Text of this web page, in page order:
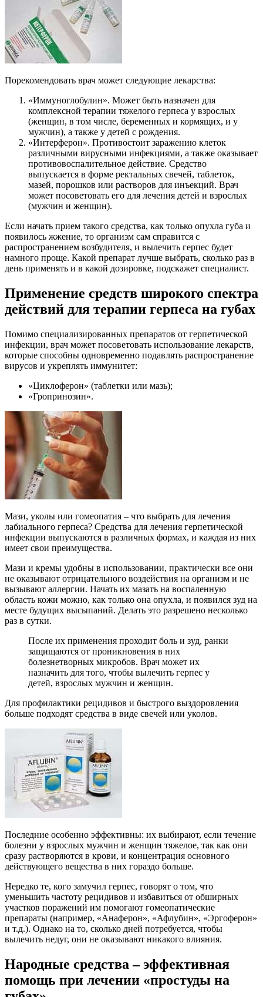
Порекомендовать врач может следующие лекарства:
«Иммуноглобулин». Может быть назначен для
комплексной терапии тяжелого герпеса у взрослых
(женщин, в том числе, беременных и кормящих, и у
мужчин), а также у детей с рождения.
«Интерферон». Противостоит заражению клеток
различными вирусными инфекциями, а также оказывает
противовоспалительное действие. Средство
выпускается в форме ректальных свечей, таблеток,
мазей, порошков или растворов для инъекций. Врач
может посоветовать его для лечения детей и взрослых
(мужчин и женщин).
Если начать прием такого средства, как только опухла губа и
появилось жжение, то организм сам справится с
распространением возбудителя, и вылечить герпес будет
намного проще. Какой препарат лучше выбрать, сколько раз в
день применять и в какой дозировке, подскажет специалист.
Применение средств широкого спектра
действий для терапии герпеса на губах
Помимо специализированных препаратов от герпетической
инфекции, врач может посоветовать использование лекарств,
которые способны одновременно подавлять распространение
вирусов и укреплять иммунитет:
«Циклоферон» (таблетки или мазь);
«Гропринозин».
Мази, уколы или гомеопатия – что выбрать для лечения
лабиального герпеса? Средства для лечения герпетической
инфекции выпускаются в различных формах, и каждая из них
имеет свои преимущества.
Мази и кремы удобны в использовании, практически все они
не оказывают отрицательного воздействия на организм и не
вызывают аллергии. Начать их мазать на воспаленную
область кожи можно, как только она опухла, и появился зуд на
месте будущих высыпаний. Делать это разрешено несколько
раз в сутки.
После их применения проходит боль и зуд, ранки
защищаются от проникновения в них
болезнетворных микробов. Врач может их
назначить для того, чтобы вылечить герпес у
детей, взрослых мужчин и женщин.
Для профилактики рецидивов и быстрого выздоровления
больше подходят средства в виде свечей или уколов.
Последние особенно эффективны: их выбирают, если течение
болезни у взрослых мужчин и женщин тяжелое, так как они
сразу растворяются в крови, и концентрация основного
действующего вещества в них гораздо больше.
Нередко те, кого замучил герпес, говорят о том, что
уменьшить частоту рецидивов и избавиться от обширных
участков поражений им помогают гомеопатические
препараты (например, «Анаферон», «Афлубин», «Эргоферон»
и т.д.). Однако на то, сколько дней потребуется, чтобы
вылечить недуг, они не оказывают никакого влияния.
Народные средства – эффективная
помощь при лечении «простуды на